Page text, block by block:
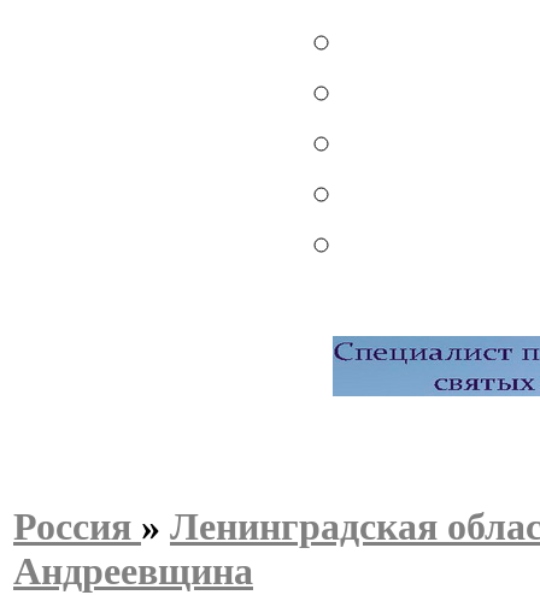
Россия » Ленинградская
Андреевщина